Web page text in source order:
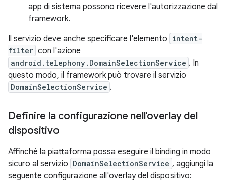
app di sistema possono ricevere l'autorizzazione dal
framework.
Il servizio deve anche specificare l'elemento intent-
filter con l'azione
android.telephony.DomainSelectionService . In
questo modo, il framework può trovare il servizio
DomainSelectionService .
Definire la configurazione nell'overlay del
dispositivo
Affinché la piattaforma possa eseguire il binding in modo
sicuro al servizio DomainSelectionService , aggiungi la
seguente configurazione all'overlay del dispositivo: